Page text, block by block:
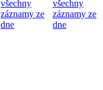
všechny
záznamy ze
dne
všechny
záznamy ze
dne